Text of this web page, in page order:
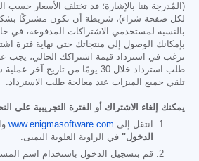
(المُدرجة هنا بالإشارة؛ قد تختلف الأسعار حسب
لكل صفحة شراء)، شريطة أن تكون مشتركًا
بالنسبة لمستخدمي الاشتراكات المدفوعة، في
بإمكانك الوصول إلى منتجاتك حتى نهاية فترة
ترغب في استرداد قيمة اشتراكك الحالي، يجب
طلب استرداد خلال 30 يومًا من
تلقي جميع الميزات عند معالجة طلب الاسترداد.
يمكنك إلغاء الاشتراك أو الفترة التجريبية على
انتقل إلى www.enigmasoftware.com
الدخول" في الزاوية العلوية اليمنى.
قم بتسجيل الدخول باستخدام اسم